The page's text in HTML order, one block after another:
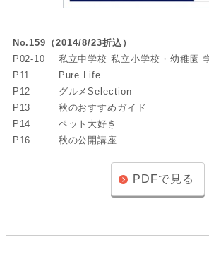
No.159（2014/8/23折込）
P02-10
私立中学校 私立小学校・幼稚園
P11
Pure Life
P12
グルメSelection
P13
秋のおすすめガイド
P14
ペット大好き
P16
秋の公開講座
PDFで見る